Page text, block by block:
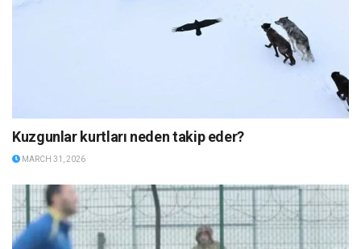
Kuzgunlar kurtları neden takip eder?
MARCH 31, 2026